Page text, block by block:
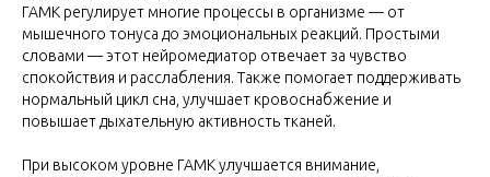
ГАМК регулирует многие процессы в организме — от
мышечного тонуса до эмоциональных реакций. Простыми
словами — этот нейромедиатор отвечает за чувство
спокойствия и расслабления. Также помогает поддерживать
нормальный цикл сна, улучшает кровоснабжение и
повышает дыхательную активность тканей.
При высоком уровне ГАМК улучшается внимание,